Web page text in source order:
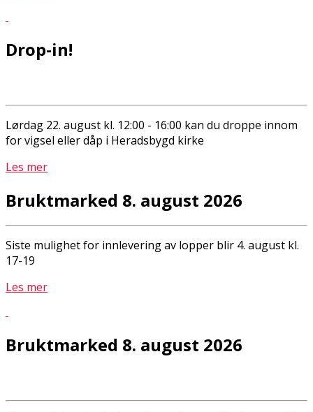
Drop-in!
Lørdag 22. august kl. 12:00 - 16:00 kan du droppe innom
for vigsel eller dåp i Heradsbygd kirke
Les mer
Bruktmarked 8. august 2026
Siste mulighet for innlevering av lopper blir 4. august kl.
17-19
Les mer
Bruktmarked 8. august 2026